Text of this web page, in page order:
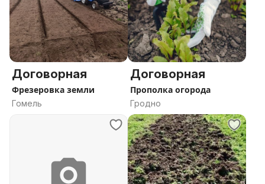
Договорная
Фрезеровка земли
Гомель
Договорная
Прополка огорода
Гродно